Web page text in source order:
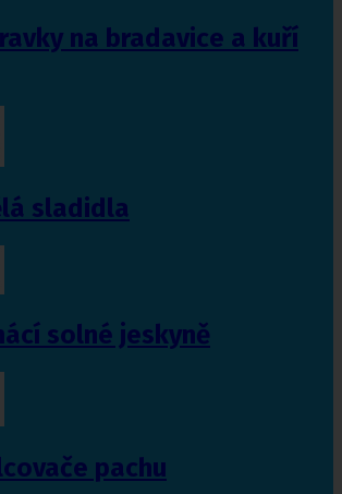
na bradavice a kuří
sladidla
solné jeskyně
pachu